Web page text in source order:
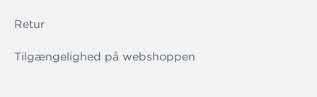
Retur
Tilgængelighed på webshoppen